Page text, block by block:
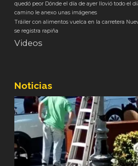
quedó peor Dónde el día de ayer llovió todo el
camino le anexo unas imágenes
Tráiler con alimentos vuelca en la carretera
se registra rapiña
Videos
Noticias